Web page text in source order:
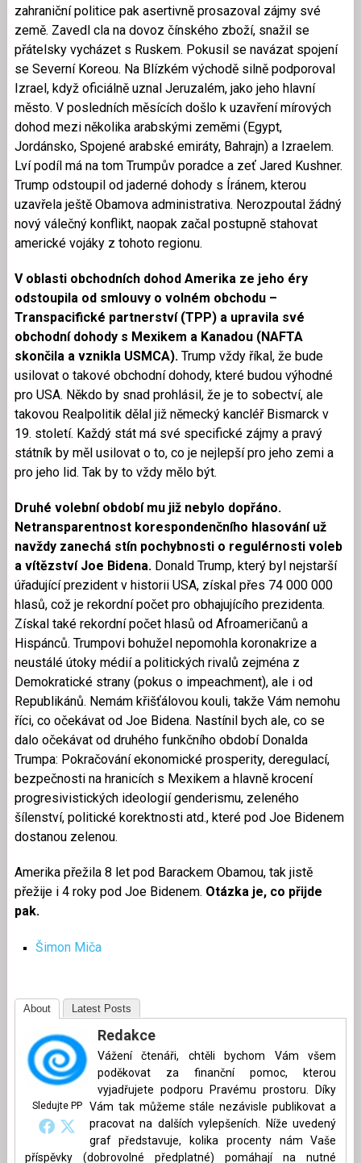
zahraniční politice pak asertivně prosazoval zájmy své
země. Zavedl cla na dovoz čínského zboží, snažil se
přátelsky vycházet s Ruskem. Pokusil se navázat spojení
se Severní Koreou. Na Blízkém východě silně podporoval
Izrael, když oficiálně uznal Jeruzalém, jako jeho hlavní
město. V posledních měsících došlo k uzavření mírových
dohod mezi několika arabskými zeměmi (Egypt,
Jordánsko, Spojené arabské emiráty, Bahrajn) a Izraelem.
Lví podíl má na tom Trumpův poradce a zeť Jared Kushner.
Trump odstoupil od jaderné dohody s Íránem, kterou
uzavřela ještě Obamova administrativa. Nerozpoutal žádný
nový válečný konflikt, naopak začal postupně stahovat
americké vojáky z tohoto regionu.
V oblasti obchodních dohod Amerika ze jeho éry
odstoupila od smlouvy o volném obchodu –
Transpacifické partnerství (TPP) a upravila své
obchodní dohody s Mexikem a Kanadou (NAFTA
skončila a vznikla USMCA). Trump vždy říkal, že bude
usilovat o takové obchodní dohody, které budou výhodné
pro USA. Někdo by snad prohlásil, že je to sobectví, ale
takovou Realpolitik dělal již německý kancléř Bismarck v
19. století. Každý stát má své specifické zájmy a pravý
státník by měl usilovat o to, co je nejlepší pro jeho zemi a
pro jeho lid. Tak by to vždy mělo být.
Druhé volební období mu již nebylo dopřáno.
Netransparentnost korespondenčního hlasování už
navždy zanechá stín pochybnosti o regulérnosti voleb
a vítězství Joe Bidena. Donald Trump, který byl nejstarší
úřadující prezident v historii USA, získal přes 74 000 000
hlasů, což je rekordní počet pro obhajujícího prezidenta.
Získal také rekordní počet hlasů od Afroameričanů a
Hispánců. Trumpovi bohužel nepomohla koronakrize a
neustálé útoky médií a politických rivalů zejména z
Demokratické strany (pokus o impeachment), ale i od
Republikánů. Nemám křišťálovou kouli, takže Vám nemohu
říci, co očekávat od Joe Bidena. Nastínil bych ale, co se
dalo očekávat od druhého funkčního období Donalda
Trumpa: Pokračování ekonomické prosperity, deregulací,
bezpečnosti na hranicích s Mexikem a hlavně krocení
progresivistických ideologií genderismu, zeleného
šílenství, politické korektnosti atd., které pod Joe Bidenem
dostanou zelenou.
Amerika přežila 8 let pod Barackem Obamou, tak jistě
přežije i 4 roky pod Joe Bidenem. Otázka je, co přijde
pak.
Šimon Miča
About Latest Posts
Sledujte PP
Redakce
Vážení čtenáři, chtěli bychom Vám všem
poděkovat za finanční pomoc, kterou
vyjadřujete podporu Pravému prostoru. Díky
Vám tak můžeme stále nezávisle publikovat a
pracovat na dalších vylepšeních. Níže uvedený
graf představuje, kolika procenty nám Vaše
příspěvky (dobrovolné předplatné) pomáhají na nutné